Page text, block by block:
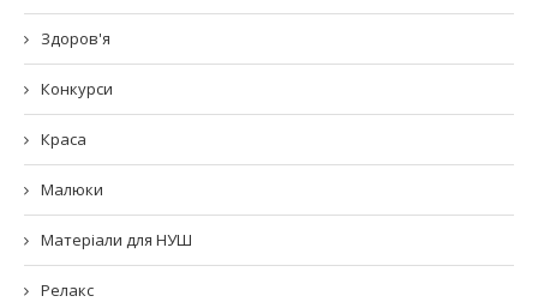
Здоров'я
Конкурси
Краса
Малюки
Матеріали для НУШ
Релакс